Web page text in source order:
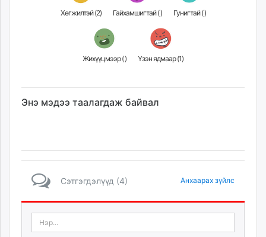
Хөгжилтэй (2) Гайхамшигтай () Гунигтай ()
Жихүүцмээр () Үзэн ядмаар (1)
Энэ мэдээ таалагдаж байвал
Сэтгэгдэлүүд (4) Анхаарах зүйлс